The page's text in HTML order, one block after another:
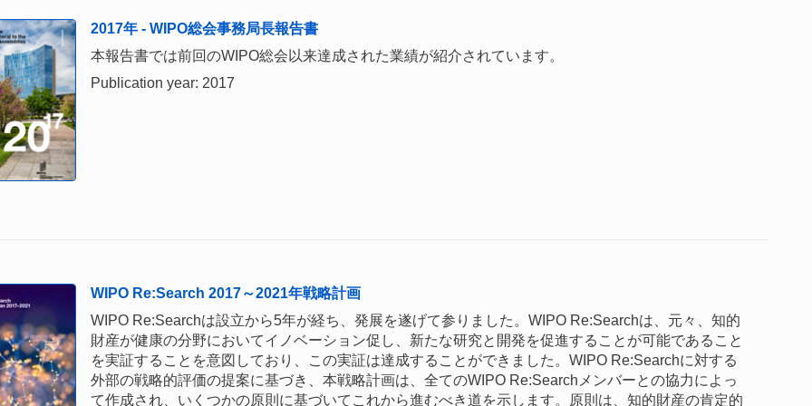
2017年 - WIPO総会事務局長報告書
本報告書では前回のWIPO総会以来達成された業績が紹介されています。
Publication year: 2017
WIPO Re:Search 2017～2021年戦略計画
WIPO Re:Searchは設立から5年が経ち、発展を遂げて参りました。WIPO Re:Searchは、元々、知的
財産が健康の分野においてイノベーション促し、新たな研究と開発を促進することが可能であること
を実証することを意図しており、この実証は達成することができました。 WIPO Re:Searchに対する
外部の戦略的評価の提案に基づき、本戦略計画は、全てのWIPO Re:Searchメンバーとの協力によっ
て作成され、いくつかの原則に基づいてこれから進むべき道を示します。原則は、知的財産の肯定的